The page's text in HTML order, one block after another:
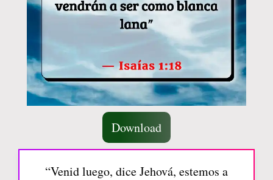
Download
“Venid luego, dice Jehová, estemos a